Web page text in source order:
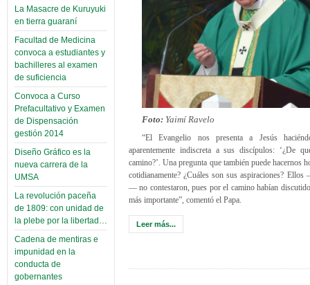
La Masacre de Kuruyuki
en tierra guaraní
Facultad de Medicina
convoca a estudiantes y
bachilleres al examen
de suficiencia
Convoca a Curso
Prefacultativo y Examen
de Dispensación
gestión 2014
Diseño Gráfico es la
nueva carrera de la
UMSA
La revolución paceña
de 1809: con unidad de
la plebe por la libertad…
Cadena de mentiras e
impunidad en la
conducta de
gobernantes
Foto:Yaimí Ravelo
“El Evangelio nos presenta a Jesús
aparentemente indiscreta a sus discípulos: ‘¿De
camino?’. Una pregunta que también puede hacernos
cotidianamente? ¿Cuáles son sus aspiraciones?
— no contestaron, pues por el camino habían
más importante”, comentó el Papa.
Leer más...